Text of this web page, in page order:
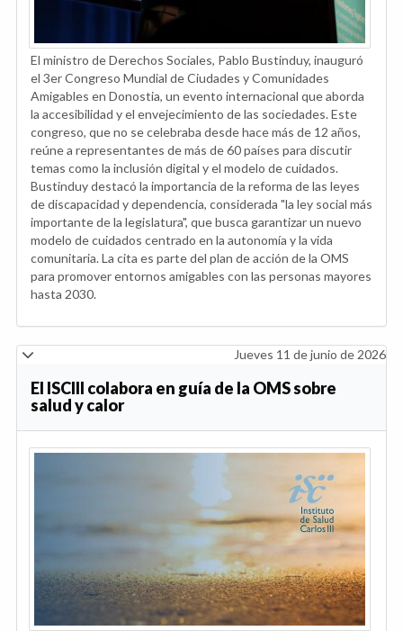
El ministro de Derechos Sociales, Pablo Bustinduy, inauguró
el 3er Congreso Mundial de Ciudades y Comunidades
Amigables en Donostia, un evento internacional que aborda
la accesibilidad y el envejecimiento de las sociedades. Este
congreso, que no se celebraba desde hace más de 12 años,
reúne a representantes de más de 60 países para discutir
temas como la inclusión digital y el modelo de cuidados.
Bustinduy destacó la importancia de la reforma de las leyes
de discapacidad y dependencia, considerada "la ley social más
importante de la legislatura", que busca garantizar un nuevo
modelo de cuidados centrado en la autonomía y la vida
comunitaria. La cita es parte del plan de acción de la OMS
para promover entornos amigables con las personas mayores
hasta 2030.
Jueves 11 de junio de 2026
El ISCIII colabora en guía de la OMS sobre
salud y calor